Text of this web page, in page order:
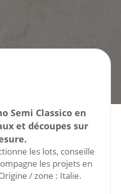
Semi Classico en
et découpes sur
les lots, conseille
les projets en
/ zone : Italie.